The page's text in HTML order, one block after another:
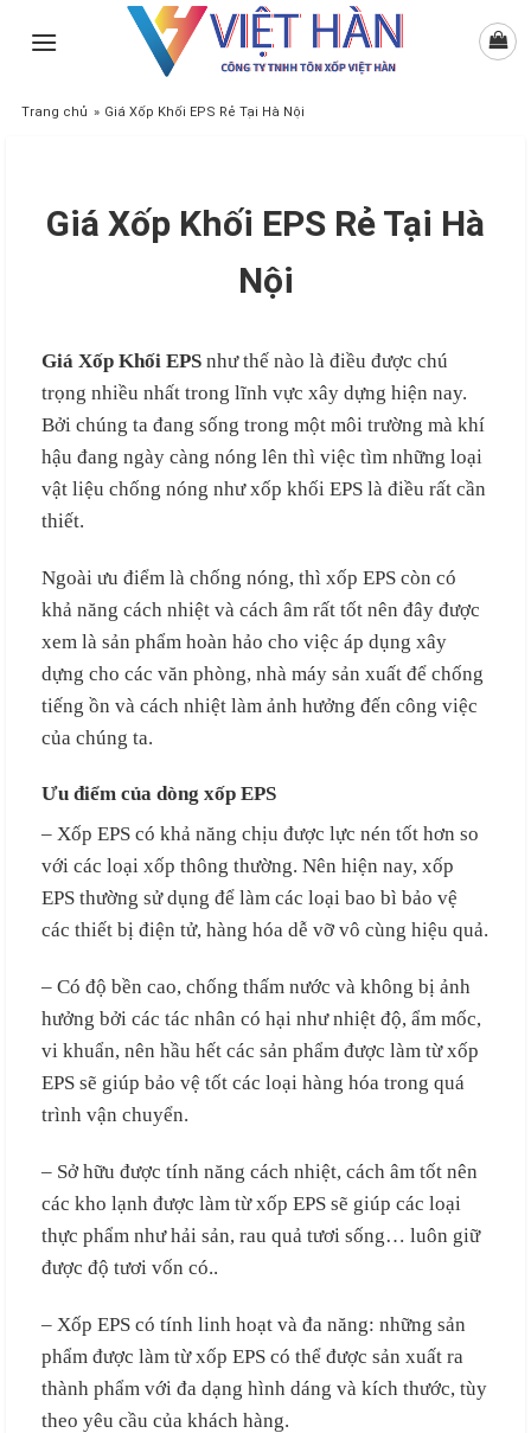
Trang chủ » Giá Xốp Khối EPS Rẻ Tại Hà Nội
Giá Xốp Khối EPS Rẻ Tại Hà
Nội
Giá Xốp Khối EPS như thế nào là điều được chú
trọng nhiều nhất trong lĩnh vực xây dựng hiện nay.
Bởi chúng ta đang sống trong một môi trường mà khí
hậu đang ngày càng nóng lên thì việc tìm những loại
vật liệu chống nóng như xốp khối EPS là điều rất cần
thiết.
Ngoài ưu điểm là chống nóng, thì xốp EPS còn có
khả năng cách nhiệt và cách âm rất tốt nên đây được
xem là sản phẩm hoàn hảo cho việc áp dụng xây
dựng cho các văn phòng, nhà máy sản xuất để chống
tiếng ồn và cách nhiệt làm ảnh hưởng đến công việc
của chúng ta.
Ưu điểm của dòng xốp EPS
– Xốp EPS có khả năng chịu được lực nén tốt hơn so
với các loại xốp thông thường. Nên hiện nay, xốp
EPS thường sử dụng để làm các loại bao bì bảo vệ
các thiết bị điện tử, hàng hóa dễ vỡ vô cùng hiệu quả.
– Có độ bền cao, chống thấm nước và không bị ảnh
hưởng bởi các tác nhân có hại như nhiệt độ, ẩm mốc,
vi khuẩn, nên hầu hết các sản phẩm được làm từ xốp
EPS sẽ giúp bảo vệ tốt các loại hàng hóa trong quá
trình vận chuyển.
– Sở hữu được tính năng cách nhiệt, cách âm tốt nên
các kho lạnh được làm từ xốp EPS sẽ giúp các loại
thực phẩm như hải sản, rau quả tươi sống… luôn giữ
được độ tươi vốn có..
– Xốp EPS có tính linh hoạt và đa năng: những sản
phẩm được làm từ xốp EPS có thể được sản xuất ra
thành phẩm với đa dạng hình dáng và kích thước, tùy
theo yêu cầu của khách hàng.